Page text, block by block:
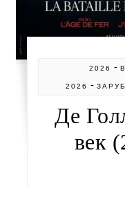
2026 -
2026 -
Де
век